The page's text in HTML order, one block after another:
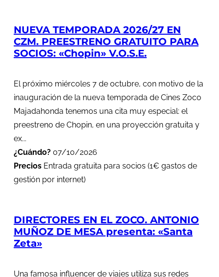
NUEVA TEMPORADA 2026/27 EN
CZM. PREESTRENO GRATUITO PARA
SOCIOS: «Chopin» V.O.S.E.
El próximo miércoles 7 de octubre, con motivo de la
inauguración de la nueva temporada de Cines Zoco
Majadahonda tenemos una cita muy especial: el
preestreno de Chopin, en una proyección gratuita y
ex...
¿Cuándo? 07/10/2026
Precios Entrada gratuita para socios (1€ gastos de
gestión por internet)
DIRECTORES EN EL ZOCO. ANTONIO
MUÑOZ DE MESA presenta: «Santa
Zeta»
Una famosa influencer de viajes utiliza sus redes